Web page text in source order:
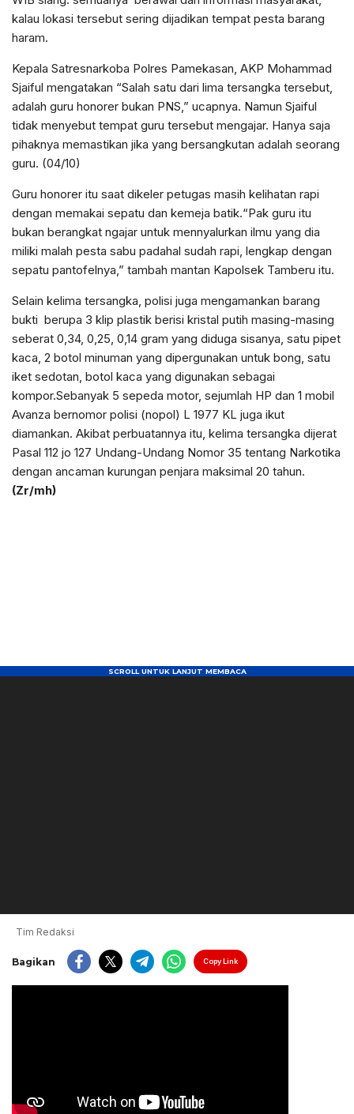
kalau lokasi tersebut sering dijadikan tempat pesta barang
haram.
Kepala Satresnarkoba Polres Pamekasan, AKP Mohammad
Sjaiful mengatakan “Salah satu dari lima tersangka tersebut,
adalah guru honorer bukan PNS,” ucapnya. Namun Sjaiful
tidak menyebut tempat guru tersebut mengajar. Hanya saja
pihaknya memastikan jika yang bersangkutan adalah seorang
guru. (04/10)
Guru honorer itu saat dikeler petugas masih kelihatan rapi
dengan memakai sepatu dan kemeja batik.“Pak guru itu
bukan berangkat ngajar untuk mennyalurkan ilmu yang dia
miliki malah pesta sabu padahal sudah rapi, lengkap dengan
sepatu pantofelnya,” tambah mantan Kapolsek Tamberu itu.
Selain kelima tersangka, polisi juga mengamankan barang
bukti berupa 3 klip plastik berisi kristal putih masing-masing
seberat 0,34, 0,25, 0,14 gram yang diduga sisanya, satu pipet
kaca, 2 botol minuman yang dipergunakan untuk bong, satu
iket sedotan, botol kaca yang digunakan sebagai
kompor.Sebanyak 5 sepeda motor, sejumlah HP dan 1 mobil
Avanza bernomor polisi (nopol) L 1977 KL juga ikut
diamankan. Akibat perbuatannya itu, kelima tersangka dijerat
Pasal 112 jo 127 Undang-Undang Nomor 35 tentang Narkotika
dengan ancaman kurungan penjara maksimal 20 tahun.
(Zr/mh)
Tim Redaksi
Bagikan Copy Link